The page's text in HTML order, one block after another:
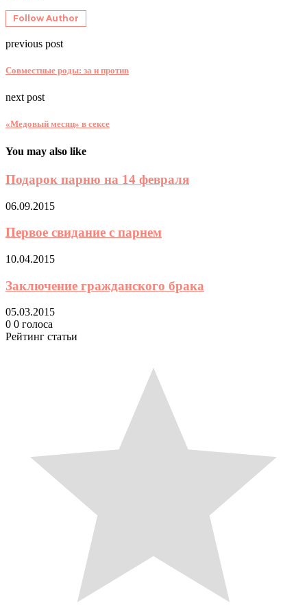
Follow Author
previous post
Совместные роды: за и против
next post
«Медовый месяц» в сексе
You may also like
Подарок парню на 14 февраля
06.09.2015
Первое свидание с парнем
10.04.2015
Заключение гражданского брака
05.03.2015
0 0 голоса
Рейтинг статьи